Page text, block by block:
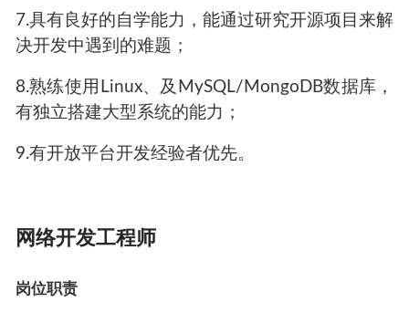
7.具有良好的自学能力，能通过研究开源项目来解
决开发中遇到的难题；
8.熟练使用Linux、及MySQL/MongoDB数据库，
有独立搭建大型系统的能力；
9.有开放平台开发经验者优先。
网络开发工程师
岗位职责